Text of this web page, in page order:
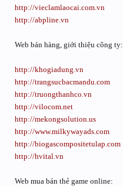
http://vieclamlaocai.com.vn
http://abpline.vn
Web bán hàng, giới thiệu công ty:
http://khogiadung.vn
http://trangsucbacmandu.com
http://truongthanhco.vn
http://vilocom.net
http://mekongsolution.us
http://www.milkywayads.com
http://biogascompositetulap.com
http://hvital.vn
Web mua bán thẻ game online: